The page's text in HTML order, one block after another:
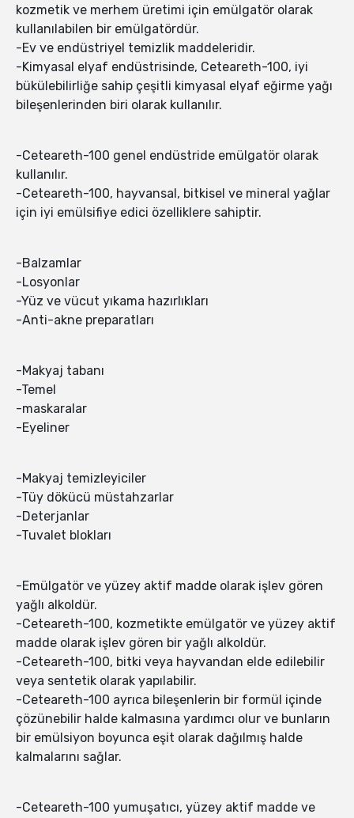
kozmetik ve merhem üretimi için emülgatör olarak
kullanılabilen bir emülgatördür.
-Ev ve endüstriyel temizlik maddeleridir.
-Kimyasal elyaf endüstrisinde, Ceteareth-100, iyi
bükülebilirliğe sahip çeşitli kimyasal elyaf eğirme yağı
bileşenlerinden biri olarak kullanılır.
-Ceteareth-100 genel endüstride emülgatör olarak
kullanılır.
-Ceteareth-100, hayvansal, bitkisel ve mineral yağlar
için iyi emülsifiye edici özelliklere sahiptir.
-Balzamlar
-Losyonlar
-Yüz ve vücut yıkama hazırlıkları
-Anti-akne preparatları
-Makyaj tabanı
-Temel
-maskaralar
-Eyeliner
-Makyaj temizleyiciler
-Tüy dökücü müstahzarlar
-Deterjanlar
-Tuvalet blokları
-Emülgatör ve yüzey aktif madde olarak işlev gören
yağlı alkoldür.
-Ceteareth-100, kozmetikte emülgatör ve yüzey aktif
madde olarak işlev gören bir yağlı alkoldür.
-Ceteareth-100, bitki veya hayvandan elde edilebilir
veya sentetik olarak yapılabilir.
-Ceteareth-100 ayrıca bileşenlerin bir formül içinde
çözünebilir halde kalmasına yardımcı olur ve bunların
bir emülsiyon boyunca eşit olarak dağılmış halde
kalmalarını sağlar.
-Ceteareth-100 yumuşatıcı, yüzey aktif madde ve